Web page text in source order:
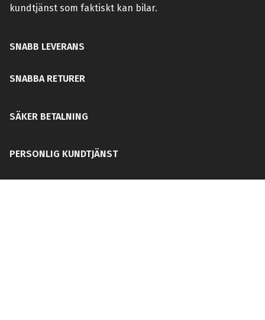
kundtjänst som faktiskt kan bilar.
SNABB LEVERANS
SNABBA RETURER
SÄKER BETALNING
PERSONLIG KUNDTJÄNST